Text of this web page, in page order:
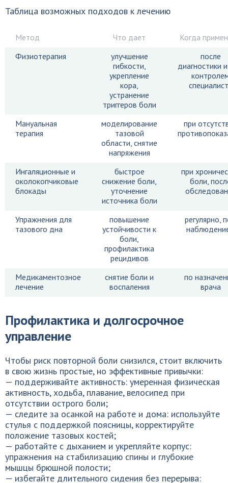
Таблица возможных подходов к лечению
Метод Что дает
Когда
Физиотерапия
улучшение
гибкости,
укрепление
кора,
устранение
триггеров боли
после
диагностики
Мануальная
терапия
моделирование
тазовой
области, снятие
напряжения
при
Ингаляционные и
околокопчиковые
блокады
быстрое
снижение боли,
уточнение
источника боли
при
боли,
Упражнения для
тазового дна
повышение
устойчивости к
боли,
профилактика
рецидивов
регулярно,
Медикаментозное
лечение
снятие боли и
воспаления
по
врача
Профилактика и долгосрочное
управление
Чтобы риск повторной боли снизился, стоит включить
в свою жизнь простые, но эффективные привычки:
— поддерживайте активность: умеренная физическая
активность, ходьба, плавание, велосипед при
отсутствии острого боли;
— следите за осанкой на работе и дома: используйте
стулья с поддержкой поясницы, корректируйте
положение тазовых костей;
— работайте с дыханием и укрепляйте корпус:
упражнения на стабилизацию спины и глубокие
мышцы брюшной полости;
— избегайте длительного сидения без перерыва: